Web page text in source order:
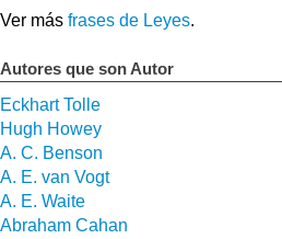
Ver más frases de Leyes.
Autores que son Autor
Eckhart Tolle
Hugh Howey
A. C. Benson
A. E. van Vogt
A. E. Waite
Abraham Cahan